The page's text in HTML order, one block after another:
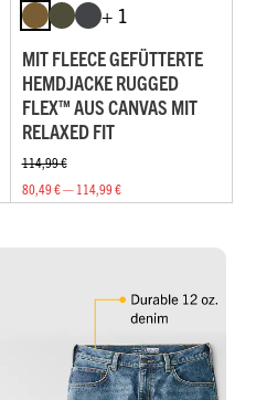
+ 1
MIT FLEECE GEFÜTTERTE
HEMDJACKE RUGGED
FLEX™ AUS CANVAS MIT
RELAXED FIT
114,99 €
80,49 € — 114,99 €